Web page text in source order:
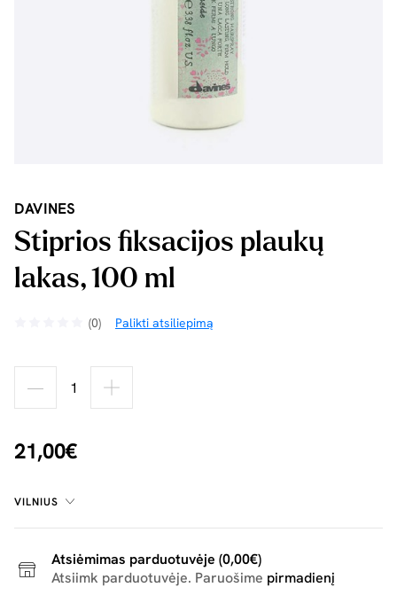
DAVINES
Stiprios fiksacijos plaukų
lakas, 100 ml
(0) Palikti atsiliepimą
21,00€
VILNIUS
Atsiėmimas parduotuvėje (0,00€)
Atsiimk parduotuvėje. Paruošime pirmadienį